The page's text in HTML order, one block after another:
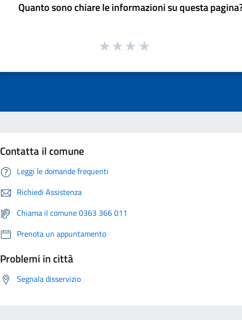
Quanto sono chiare le informazioni su questa
Contatta il comune
Leggi le domande frequenti
Richiedi Assistenza
Chiama il comune 0363 366 011
Prenota un appuntamento
Problemi in città
Segnala disservizio